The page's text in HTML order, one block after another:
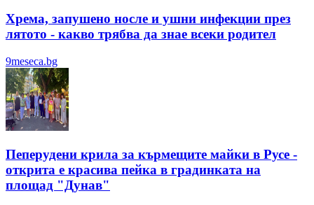
Хрема, запушено носле и ушни инфекции през
лятотo - какво трябва да знае всеки родител
9meseca.bg
Пеперудени крила за кърмещите майки в Русе -
открита е красива пейка в градинката на
площад "Дунав"